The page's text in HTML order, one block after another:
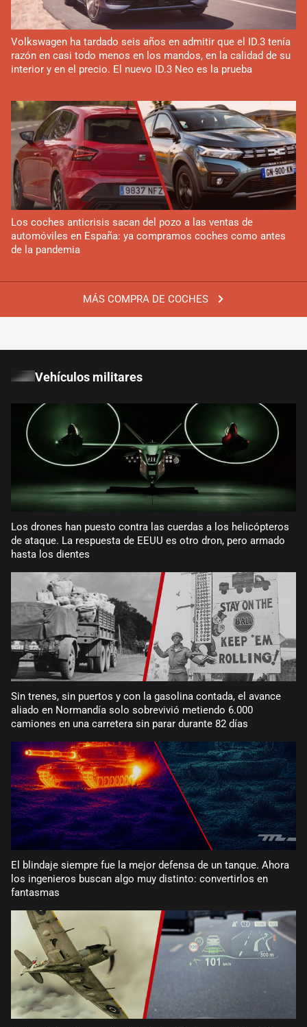
MÁS COMPRA DE COCHES
Volkswagen ha tardado seis años en admitir que el ID.3 tenía
razón en casi todo menos en los mandos, en la calidad de su
interior y en el precio. El nuevo ID.3 Neo es la prueba
Los coches anticrisis sacan del pozo a las ventas de
automóviles en España: ya compramos coches como antes
de la pandemia
Vehículos militares
Los drones han puesto contra las cuerdas a los helicópteros
de ataque. La respuesta de EEUU es otro dron, pero armado
hasta los dientes
Sin trenes, sin puertos y con la gasolina contada, el avance
aliado en Normandía solo sobrevivió metiendo 6.000
camiones en una carretera sin parar durante 82 días
El blindaje siempre fue la mejor defensa de un tanque. Ahora
los ingenieros buscan algo muy distinto: convertirlos en
fantasmas